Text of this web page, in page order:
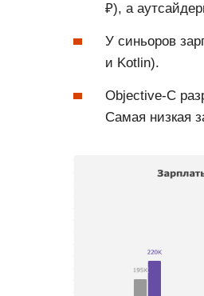
₽), а
У синьоров
и Kotlin).
Objective-С
Самая низкая